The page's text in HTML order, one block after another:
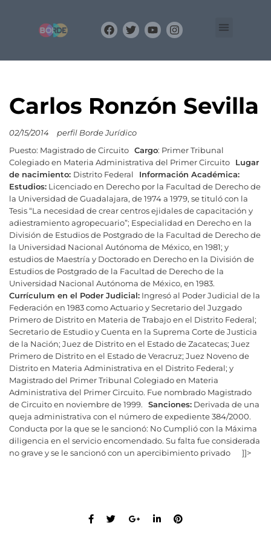
Carlos Ronzón Sevilla
02/15/2014
perfil Borde Jurídico
Puesto: Magistrado de Circuito Cargo: Primer Tribunal
Colegiado en Materia Administrativa del Primer Circuito
Lugar
de nacimiento: Distrito Federal
Información Académica:
Estudios: Licenciado en Derecho por la Facultad de Derecho de
la Universidad de Guadalajara, de 1974 a 1979, se tituló con la
Tesis “La necesidad de crear centros ejidales de capacitación y
adiestramiento agropecuario”; Especialidad en Derecho en la
División de Estudios de Postgrado de la Facultad de Derecho de
la Universidad Nacional Autónoma de México, en 1981; y
estudios de Maestría y Doctorado en Derecho en la División de
Estudios de Postgrado de la Facultad de Derecho de la
Universidad Nacional Autónoma de México, en 1983.
Currículum en el Poder Judicial: Ingresó al Poder Judicial de la
Federación en 1983 como Actuario y Secretario del Juzgado
Primero de Distrito en Materia de Trabajo en el Distrito Federal;
Secretario de Estudio y Cuenta en la Suprema Corte de Justicia
de la Nación; Juez de Distrito en el Estado de Zacatecas; Juez
Primero de Distrito en el Estado de Veracruz; Juez Noveno de
Distrito en Materia Administrativa en el Distrito Federal; y
Magistrado del Primer Tribunal Colegiado en Materia
Administrativa del Primer Circuito. Fue nombrado Magistrado
de Circuito en noviembre de 1999.
Sanciones: Derivada de una
queja administrativa con el número de expediente 384/2000.
Conducta por la que se le sancionó: No Cumplió con la Máxima
diligencia en el servicio encomendado. Su falta fue considerada
no grave y se le sancionó con un apercibimiento privado
]]>